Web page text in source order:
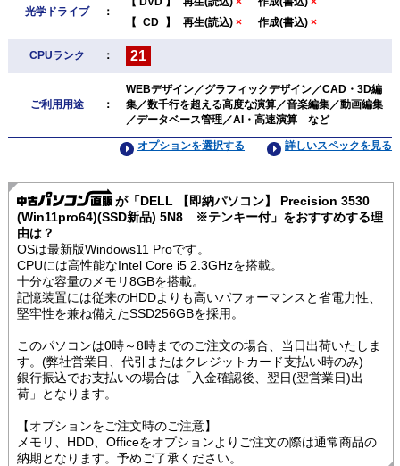
光学ドライブ ：
【 CD 】 再生(読込) × 作成(書込) ×
CPUランク ： 21
ご利用用途 ：
WEBデザイン／グラフィックデザイン／CAD・3D編
集／数千行を超える高度な演算／音楽編集／動画編集
／データベース管理／AI・高速演算 など
詳しいスペックを見る
オプションを選択する
が「DELL 【即納パソコン】 Precision 3530
(Win11pro64)(SSD新品) 5N8 ※テンキー付」をおすすめする理
由は？
OSは最新版Windows11 Proです。
CPUには高性能なIntel Core i5 2.3GHzを搭載。
十分な容量のメモリ8GBを搭載。
記憶装置には従来のHDDよりも高いパフォーマンスと省電力性、
堅牢性を兼ね備えたSSD256GBを採用。
このパソコンは0時～8時までのご注文の場合、当日出荷いたしま
す。(弊社営業日、代引またはクレジットカード支払い時のみ)
銀行振込でお支払いの場合は「入金確認後、翌日(翌営業日)出
荷」となります。
【オプションをご注文時のご注意】
メモリ、HDD、Officeをオプションよりご注文の際は通常商品の
納期となります。予めご了承ください。